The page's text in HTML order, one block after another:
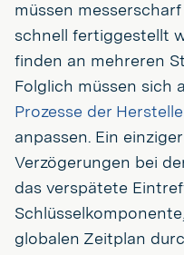
müssen
schnell fertiggestellt
finden an mehreren
Folglich müssen sich
Prozesse der
anpassen. Ein
Verzögerungen bei
das verspätete
globalen Zeitplan